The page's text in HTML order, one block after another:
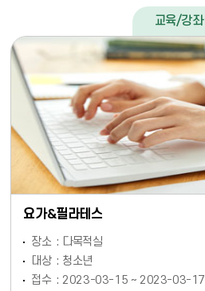
교육/강좌
요가&필라테스
장소
다목적실
대상
청소년
접수
2023-03-15 ~ 2023-03-17